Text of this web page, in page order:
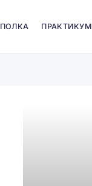
ПРАКТИКУМ